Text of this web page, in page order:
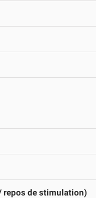
repos de stimulation)